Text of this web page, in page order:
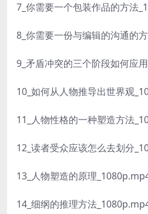
7_你需要一个包装作品的方法
8_你需要一份与编辑的沟通的
9_矛盾冲突的三个阶段如何应
10_如何从人物推导出世界观
11_人物性格的一种塑造方法
12_读者受众应该怎么去划分
13_人物塑造的原理
14_细纲的推理方法